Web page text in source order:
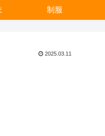
制服
2025.03.11